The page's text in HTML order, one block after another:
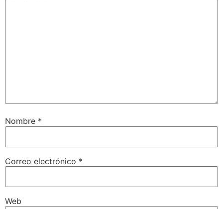
Nombre *
Correo electrónico *
Web